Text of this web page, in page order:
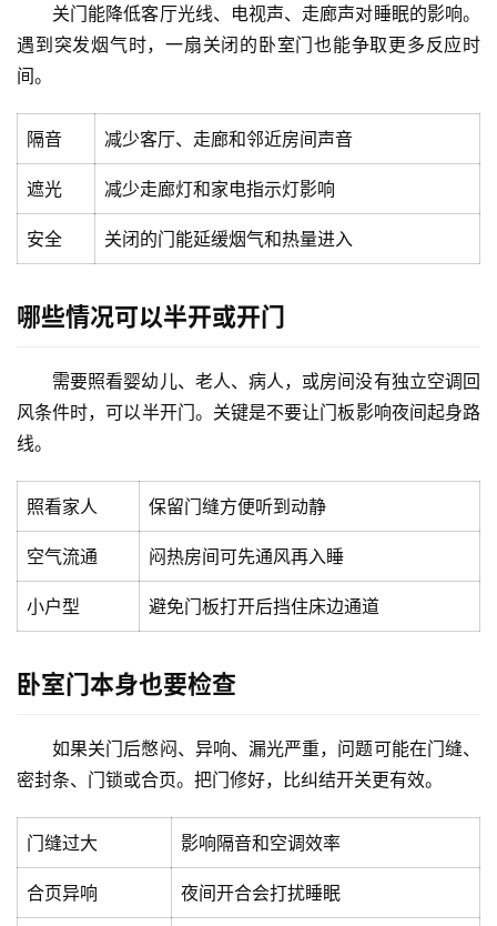
首
页
入
户
门
卧
门
生
庭
院
关门能降低客厅光线、电视声、走廊声对睡眠的影响。
遇到突发烟气时，一扇关闭的卧室门也能争取更多反应时
间。
隔音 减少客厅、走廊和邻近房间声音
遮光 减少走廊灯和家电指示灯影响
安全 关闭的门能延缓烟气和热量进入
哪些情况可以半开或开门
需要照看婴幼儿、老人、病人，或房间没有独立空调回
风条件时，可以半开门。关键是不要让门板影响夜间起身路
线。
照看家人 保留门缝方便听到动静
空气流通 闷热房间可先通风再入睡
小户型 避免门板打开后挡住床边通道
卧室门本身也要检查
如果关门后憋闷、异响、漏光严重，问题可能在门缝、
密封条、门锁或合页。把门修好，比纠结开关更有效。
门缝过大 影响隔音和空调效率
合页异响 夜间开合会打扰睡眠